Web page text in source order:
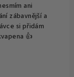
ani
zábavnější a
si přidám
👍